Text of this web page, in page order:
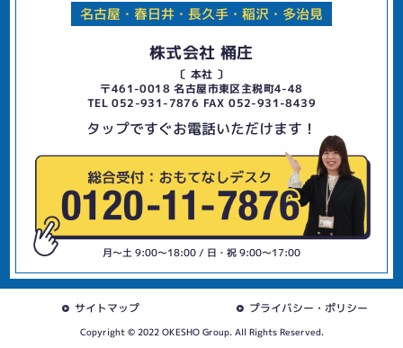
名古屋・春日井・長久手・稲沢・多治見
株式会社 桶庄
〔 本社 〕
〒461-0018 名古屋市東区主税町4-48
TEL 052-931-7876 FAX 052-931-8439
タップですぐお電話いただけます！
月〜土 9:00〜18:00 / 日・祝 9:00〜17:00
サイトマップ プライバシー・ポリシー
Copyright © 2022 OKESHO Group. All Rights Reserved.